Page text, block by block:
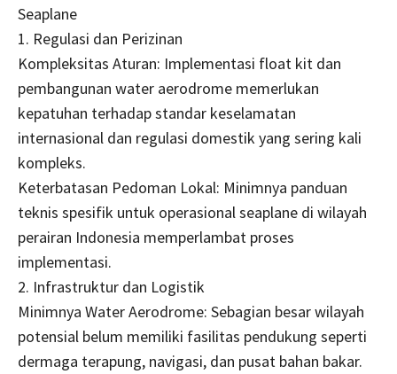
Seaplane
1. Regulasi dan Perizinan
Kompleksitas Aturan: Implementasi float kit dan
pembangunan water aerodrome memerlukan
kepatuhan terhadap standar keselamatan
internasional dan regulasi domestik yang sering kali
kompleks.
Keterbatasan Pedoman Lokal: Minimnya panduan
teknis spesifik untuk operasional seaplane di wilayah
perairan Indonesia memperlambat proses
implementasi.
2. Infrastruktur dan Logistik
Minimnya Water Aerodrome: Sebagian besar wilayah
potensial belum memiliki fasilitas pendukung seperti
dermaga terapung, navigasi, dan pusat bahan bakar.